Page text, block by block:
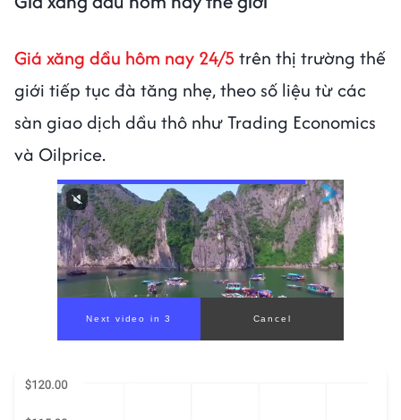
Giá xăng dầu hôm nay 24/5 trên thị trường thế
giới tiếp tục đà tăng nhẹ, theo số liệu từ các
sàn giao dịch dầu thô như Trading Economics
và Oilprice.
Next video in 1 Cancel